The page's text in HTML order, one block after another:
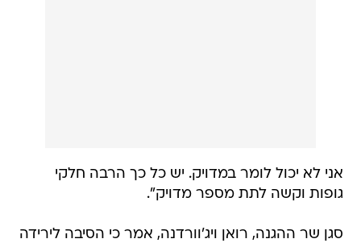
אני לא יכול לומר במדויק. יש כל כך הרבה חלקי
גופות וקשה לתת מספר מדויק".
סגן שר ההגנה, רואן ויג'וורדנה, אמר כי הסיבה לירידה